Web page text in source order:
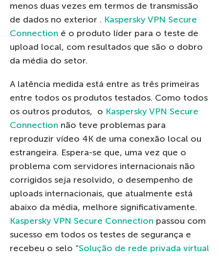
menos duas vezes em termos de transmissão
de dados no exterior . Kaspersky VPN Secure
Connection é o produto líder para o teste de
upload local, com resultados que são o dobro
da média do setor.
A latência medida está entre as três primeiras
entre todos os produtos testados. Como todos
os outros produtos, o Kaspersky VPN Secure
Connection não teve problemas para
reproduzir vídeo 4K de uma conexão local ou
estrangeira. Espera-se que, uma vez que o
problema com servidores internacionais não
corrigidos seja resolvido, o desempenho de
uploads internacionais, que atualmente está
abaixo da média, melhore significativamente.
Kaspersky VPN Secure Connection passou com
sucesso em todos os testes de segurança e
recebeu o selo “Solução de rede privada virtual